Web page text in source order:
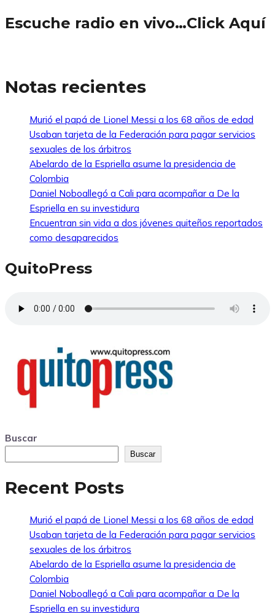
Escuche radio en vivo…Click Aquí
Notas recientes
Murió el papá de Lionel Messi a los 68 años de edad
Usaban tarjeta de la Federación para pagar servicios
sexuales de los árbitros
Abelardo de la Espriella asume la presidencia de
Colombia
Daniel Noboallegó a Cali para acompañar a De la
Espriella en su investidura
Encuentran sin vida a dos jóvenes quiteños reportados
como desaparecidos
QuitoPress
Buscar
Buscar
Recent Posts
Murió el papá de Lionel Messi a los 68 años de edad
Usaban tarjeta de la Federación para pagar servicios
sexuales de los árbitros
Abelardo de la Espriella asume la presidencia de
Colombia
Daniel Noboallegó a Cali para acompañar a De la
Espriella en su investidura